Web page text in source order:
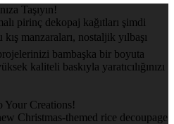
Taşıyın!
pirinç dekopaj kağıtları şimdi
manzaraları, nostaljik yılbaşı
bambaşka bir boyuta
kaliteli baskıyla yaratıcılığınızı
Your Creations!
Christmas-themed rice decoupage